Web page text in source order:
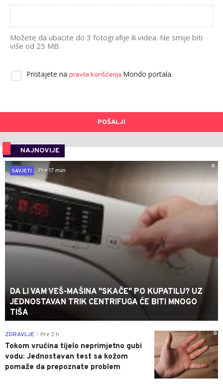
Možete da ubacite do 3 fotografije ili videa. Ne smije biti
više od 25 MB.
Pristajete na pravila korišćenja Mondo portala.
POŠALJI
NAJNOVIJE
0
SAVJETI
Pre 17 min
DA LI VAM VEŠ-MAŠINA "SKAČE" PO KUPATILU? UZ
JEDNOSTAVAN TRIK CENTRIFUGA ĆE BITI MNOGO
TIŠA
0
ZDRAVLJE Pre 3 h
Tokom vrućina tijelo neprimjetno gubi
vodu: Jednostavan test sa kožom
pomaže da prepoznate problem